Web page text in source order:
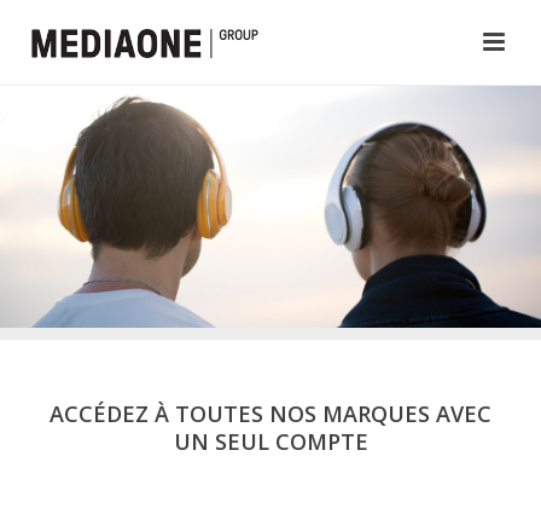
ACCÉDEZ À TOUTES NOS MARQUES AVEC
UN SEUL COMPTE